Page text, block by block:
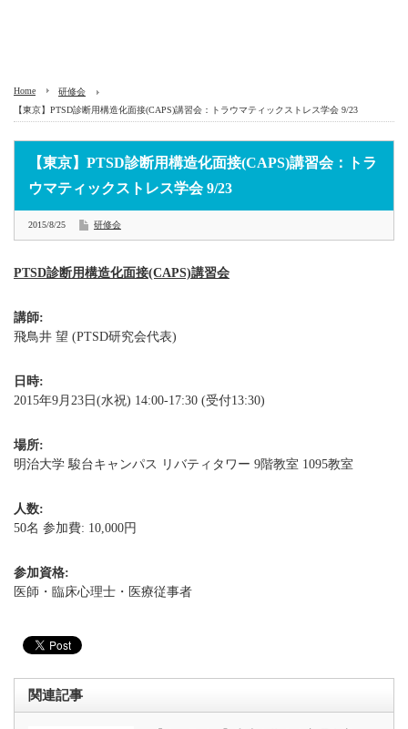
Home
研修会
【東京】PTSD診断用構造化面接(CAPS)講習会：トラウマティックストレス学会 9/23
【東京】PTSD診断用構造化面接(CAPS)講習会：トラ
ウマティックストレス学会 9/23
2015/8/25 研修会
PTSD診断用構造化面接(CAPS)講習会
講師:
飛鳥井 望 (PTSD研究会代表)
日時:
2015年9月23日(水祝) 14:00-17:30 (受付13:30)
場所:
明治大学 駿台キャンパス リバティタワー 9階教室 1095教室
人数:
50名 参加費: 10,000円
参加資格:
医師・臨床心理士・医療従事者
関連記事